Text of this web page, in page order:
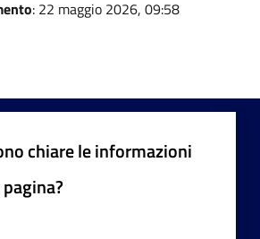
: 22 maggio 2026, 09:58
chiare le informazioni